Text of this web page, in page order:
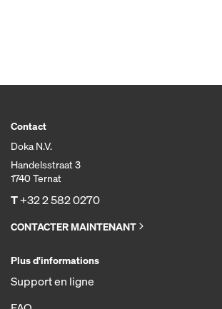
Contact
Doka N.V.
Handelsstraat 3
1740 Ternat
T+32 2 582 0270
CONTACTER MAINTENANT
Plus d'informations
Support en ligne